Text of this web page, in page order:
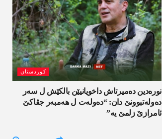
کوردستان
نورەدین دەمیرتاش داخویانیێن بالکێش ل سەر
دەولەتبوونێ دان: “دەولەت ل ھەمبەر جڤاکێ
ئامرازێ زلمێ یە”